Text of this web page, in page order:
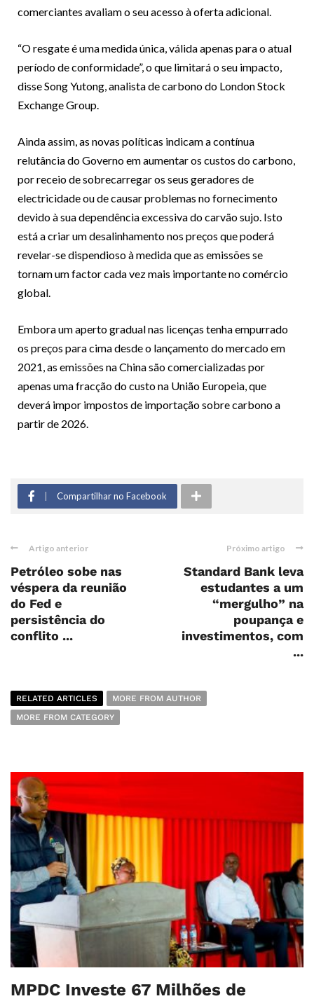
comerciantes avaliam o seu acesso à oferta adicional.
“O resgate é uma medida única, válida apenas para o atual
período de conformidade”, o que limitará o seu impacto,
disse Song Yutong, analista de carbono do London Stock
Exchange Group.
Ainda assim, as novas políticas indicam a contínua
relutância do Governo em aumentar os custos do carbono,
por receio de sobrecarregar os seus geradores de
electricidade ou de causar problemas no fornecimento
devido à sua dependência excessiva do carvão sujo. Isto
está a criar um desalinhamento nos preços que poderá
revelar-se dispendioso à medida que as emissões se
tornam um factor cada vez mais importante no comércio
global.
Embora um aperto gradual nas licenças tenha empurrado
os preços para cima desde o lançamento do mercado em
2021, as emissões na China são comercializadas por
apenas uma fracção do custo na União Europeia, que
deverá impor impostos de importação sobre carbono a
partir de 2026.
Compartilhar no Facebook
Artigo anterior
Petróleo sobe nas
véspera da reunião
do Fed e
persistência do
conflito ...
Próximo artigo
Standard Bank leva
estudantes a um
“mergulho” na
poupança e
investimentos, com
...
RELATED ARTICLES
MORE FROM AUTHOR
MORE FROM CATEGORY
MPDC Investe 67 Milhões de